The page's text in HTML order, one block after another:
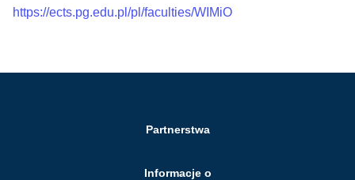
https://ects.pg.edu.pl/pl/faculties/WIMiO
Partnerstwa
Informacje o